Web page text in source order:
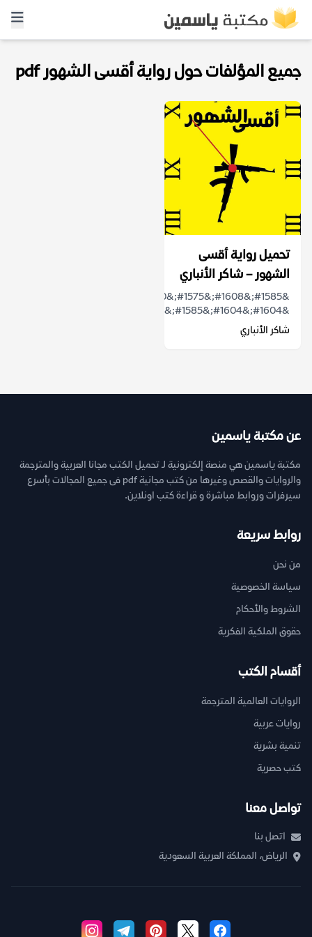
جميع المؤلفات حول رواية أقسى الشهور pdf
تحميل رواية أقسى
الشهور – شاكر الأنباري
&#1604;&#1604;&#1585;&#1608;&#1575;&#1574;&#...
شاكر الأنباري
عن مكتبة ياسمين
مكتبة ياسمين هي منصة إلكترونية لـ تحميل الكتب مجانا العربية والمترجمة
والروايات والقصص وغيرها من كتب مجانية pdf فى جميع المجالات بأسرع
سيرفرات وروابط مباشرة و قراءة كتب اونلاين.
روابط سريعة
من نحن
سياسة الخصوصية
الشروط والأحكام
حقوق الملكية الفكرية
أقسام الكتب
الروايات العالمية المترجمة
روايات عربية
تنمية بشرية
كتب حصرية
تواصل معنا
اتصل بنا
الرياض، المملكة العربية السعودية